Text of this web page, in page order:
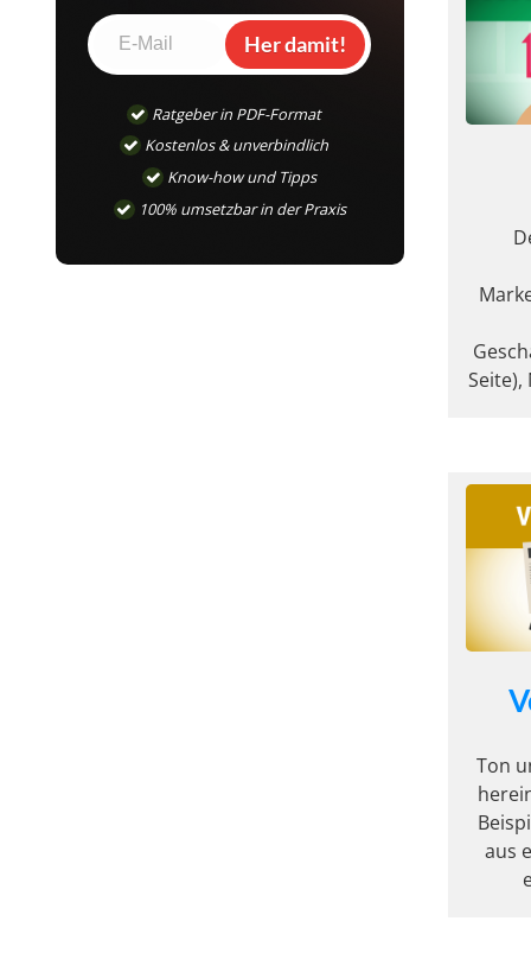
Her damit!
Ratgeber in PDF-Format
Kostenlos & unverbindlich
Know-how und Tipps
100% umsetzbar in der Praxis
Ton
aus